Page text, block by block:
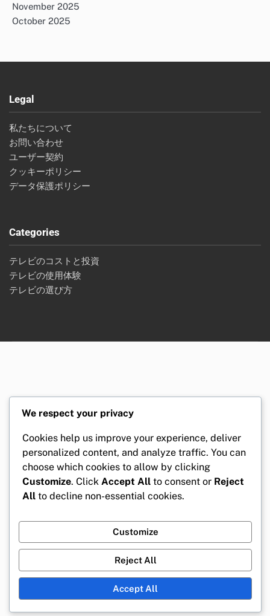
November 2025
October 2025
Legal
私たちについて
お問い合わせ
ユーザー契約
クッキーポリシー
データ保護ポリシー
Categories
テレビのコストと投資
テレビの使用体験
テレビの選び方
We respect your privacy
Cookies help us improve your experience, deliver
personalized content, and analyze traffic. You can
choose which cookies to allow by clicking
Customize. Click Accept All to consent or Reject
All to decline non-essential cookies.
Customize
Reject All
Accept All